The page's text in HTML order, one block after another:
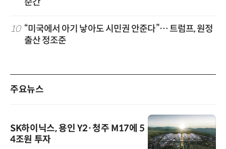
순간
10 “미국에서 아기 낳아도 시민권 안준다”… 트럼프, 원정
출산 정조준
주요뉴스
SK하이닉스, 용인 Y2·청주 M17에 5
4조원 투자